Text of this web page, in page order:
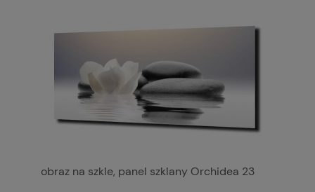
obraz na szkle, panel szklany Orchidea 23